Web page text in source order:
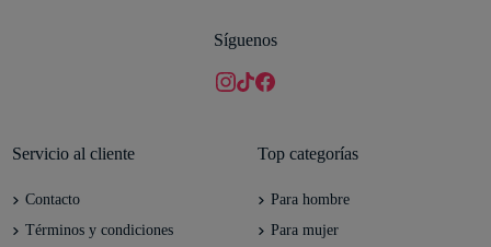
Síguenos
Servicio al cliente
Contacto
Términos y condiciones
Top categorías
Para hombre
Para mujer